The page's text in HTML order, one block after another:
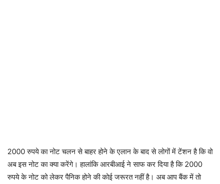
2000 रुपये का नोट चलन से बाहर होने के एलान के बाद से लोगों में टेंशन है कि वो
अब इस नोट का क्या करेंगे। हालांकि आरबीआई ने साफ कर दिया है कि 2000
रुपये के नोट को लेकर पैनिक होने की कोई जरूरत नहीं है। अब आप बैंक में तो